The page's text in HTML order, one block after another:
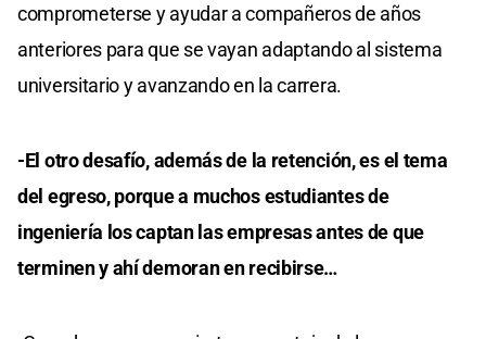
comprometerse y ayudar a compañeros de años
anteriores para que se vayan adaptando al sistema
universitario y avanzando en la carrera.
-El otro desafío, además de la retención, es el tema
del egreso, porque a muchos estudiantes de
ingeniería los captan las empresas antes de que
terminen y ahí demoran en recibirse…